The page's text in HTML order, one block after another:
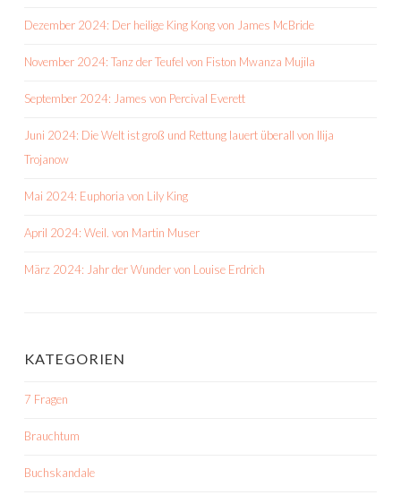
Dezember 2024: Der heilige King Kong von James McBride
November 2024: Tanz der Teufel von Fiston Mwanza Mujila
September 2024: James von Percival Everett
Juni 2024: Die Welt ist groß und Rettung lauert überall von Ilija
Trojanow
Mai 2024: Euphoria von Lily King
April 2024: Weil. von Martin Muser
März 2024: Jahr der Wunder von Louise Erdrich
KATEGORIEN
7 Fragen
Brauchtum
Buchskandale